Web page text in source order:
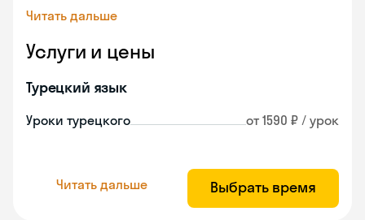
Читать дальше
Услуги и цены
Турецкий язык
Уроки турецкого от 1590 ₽ / урок
Читать дальше Выбрать время